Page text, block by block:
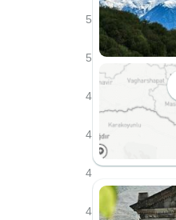
5
5
4
4
4
4